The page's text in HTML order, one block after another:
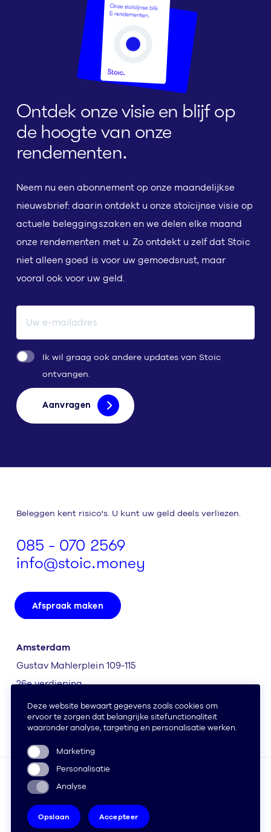
Ontdek onze visie en blijf op
de hoogte van onze
rendementen.
Neem nu een abonnement op onze maandelijkse
nieuwsbrief: daarin ontdekt u onze stoïcijnse visie op
actuele beleggingszaken en we delen elke maand
onze rendementen met u. Zo ontdekt u zelf dat Stoic
niet alleen goed is voor uw gemoedsrust, maar
vooral ook voor uw geld.
E-mailadres
Ik wil graag ook andere updates van Stoic
ontvangen.
Aanvragen
Beleggen kent risico's. U kunt uw geld deels verliezen.
085 - 070 2569
info@stoic.money
Afspraak maken
Amsterdam
Gustav Mahlerplein 109-115
26e verdieping
1082 MS Amsterdam
Toezicht en bedrijfsinformatie
FAQ
© 2026 Stoic.